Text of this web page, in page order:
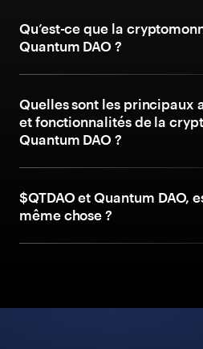
Qu’est-ce que la
Quantum DAO ?
Quelles sont les principaux
et fonctionnalités de la
Quantum DAO ?
$QTDAO et Quantum DAO,
même chose ?